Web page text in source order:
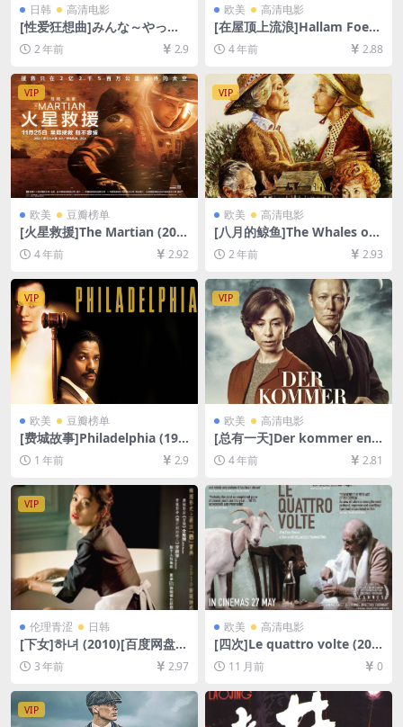
日韩 高清电影
[性爱狂想曲]みんな～やって
るか！ (1994)[百度网盘+夸克
网盘1080P超清未删减资源]
9GB][中文字幕]
2 年前 2.9
欧美 高清电影
[在屋顶上流浪]Hallam Foe
(2007)[百度网盘+迅雷云盘资
源1080P超清未删减][MP4/6
4 年前 2.88
VIP
欧美 豆瓣榜单
[火星救援]The Martian (201
5)[百度网盘+迅雷云盘资源10
80P超清未删减][MP4/10GB]
[中英字幕]
4 年前 2.92
VIP
欧美 高清电影
[八月的鲸鱼]The Whales of
August (1987)[百度网盘+夸
克网盘1080P超清未删减资源]
[网盘在线播放/下载][MP4/6.
3GB][中文字幕]
2 年前 2.93
VIP
欧美 豆瓣榜单
[费城故事]Philadelphia (199
3)[百度网盘+夸克网盘1080P
超清未删减资源][网盘在线播
放/下载][MP4/8.8GB][中英字
幕]
1 年前 2.9
VIP
欧美 高清电影
[总有一天]Der kommer en d
ag (2016)[百度网盘+迅雷云盘
资源1080P超清未删减][MP4/
7.6GB][中文字幕]
4 年前 2.81
VIP
伦理青涩 日韩
[下女]하녀 (2010)[百度网盘
+迅雷云盘资源1080P超清未
删减][MP4/6GB][韩语中字]
3 年前 2.97
欧美 高清电影
[四次]Le quattro volte (201
0)[百度网盘+夸克网盘720P高
清未删减资源][网盘在线播放/
11 月前 0
VIP